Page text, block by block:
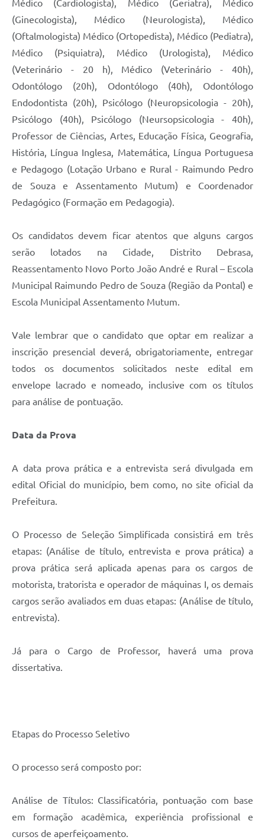
Médico (Cardiologista), Médico (Geriatra), Médico
(Ginecologista), Médico (Neurologista), Médico
(Oftalmologista) Médico (Ortopedista), Médico (Pediatra),
Médico (Psiquiatra), Médico (Urologista), Médico
(Veterinário - 20 h), Médico (Veterinário - 40h),
Odontólogo (20h), Odontólogo (40h), Odontólogo
Endodontista (20h), Psicólogo (Neuropsicologia - 20h),
Psicólogo (40h), Psicólogo (Neursopsicologia - 40h),
Professor de Ciências, Artes, Educação Física, Geografia,
História, Língua Inglesa, Matemática, Língua Portuguesa
e Pedagogo (Lotação Urbano e Rural - Raimundo Pedro
de Souza e Assentamento Mutum) e Coordenador
Pedagógico (Formação em Pedagogia).
Os candidatos devem ficar atentos que alguns cargos
serão lotados na Cidade, Distrito Debrasa,
Reassentamento Novo Porto João André e Rural – Escola
Municipal Raimundo Pedro de Souza (Região da Pontal) e
Escola Municipal Assentamento Mutum.
Vale lembrar que o candidato que optar em realizar a
inscrição presencial deverá, obrigatoriamente, entregar
todos os documentos solicitados neste edital em
envelope lacrado e nomeado, inclusive com os títulos
para análise de pontuação.
Data da Prova
A data prova prática e a entrevista será divulgada em
edital Oficial do município, bem como, no site oficial da
Prefeitura.
O Processo de Seleção Simplificada consistirá em três
etapas: (Análise de título, entrevista e prova prática) a
prova prática será aplicada apenas para os cargos de
motorista, tratorista e operador de máquinas I, os demais
cargos serão avaliados em duas etapas: (Análise de título,
entrevista).
Já para o Cargo de Professor, haverá uma prova
dissertativa.
Etapas do Processo Seletivo
O processo será composto por:
Análise de Títulos: Classificatória, pontuação com base
em formação acadêmica, experiência profissional e
cursos de aperfeiçoamento.